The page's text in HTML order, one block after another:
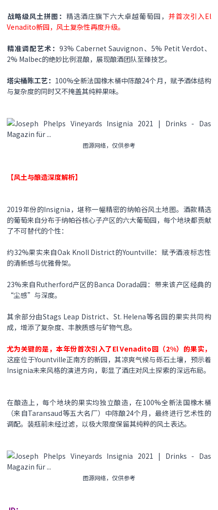
​战略级风土拼图​： 精选酒庄旗下六大卓越葡萄园， 并首次引入El
Venadito新园，风土复杂性再度升级。
​精准调配艺术​：93% Cabernet Sauvignon、5% Petit Verdot、
2% Malbec的绝妙比例混酿，展现酿酒团队至臻技艺。
​塔尖桶陈工艺​： 100%全新法国橡木桶中陈酿24个月，赋予酒体结构
与复杂度的同时又不掩盖其纯粹果味。
图源网络，仅供参考
【风土与酿造深度解析】​​
2019年份的Insignia，堪称一幅精密的纳帕谷风土地图。酒款精选
的葡萄来自分布于纳帕谷核心子产区的六大葡萄园，每个地块都贡献
了不可替代的个性：
约32%果实来自Oak Knoll District的Yountville​：赋予酒液标志性
的清新感与优雅骨架。
​23%来自Rutherford产区的Banca Dorada园​：带来该产区经典的
“尘感”与深度。
其余部分由Stags Leap District、St. Helena等名园的果实共同构
成，增添了复杂度、丰腴质感与矿物气息。
尤为关键的是，本年份首次引入了El Venadito园（2%）的果实，
这座位于Yountville正南方的新园，其凉爽气候与砾石土壤，预示着
Insignia未来风格的演进方向，彰显了酒庄对风土探索的深远布局。
在酿造上，每个地块的果实均独立酿造，在100%全新法国橡木桶
（来自Taransaud等五大名厂）中陈酿24个月，最终进行艺术性的
调配。装瓶前未经过滤，以极大限度保留其纯粹的风土表达。
图源网络，仅供参考